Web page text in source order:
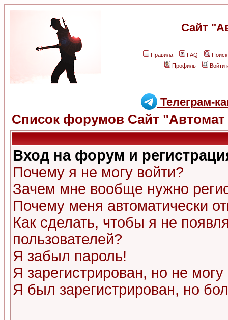
Сайт
Правила FAQ
Поиск
Профиль
Войти
Телеграм-
Список форумов Сайт "Автомат
Вход на форум и
Почему я не могу войти?
Зачем мне вообще нужно
Почему меня автоматически
Как сделать, чтобы я не
пользователей?
Я забыл пароль!
Я зарегистрирован, но не могу
Я был зарегистрирован, но